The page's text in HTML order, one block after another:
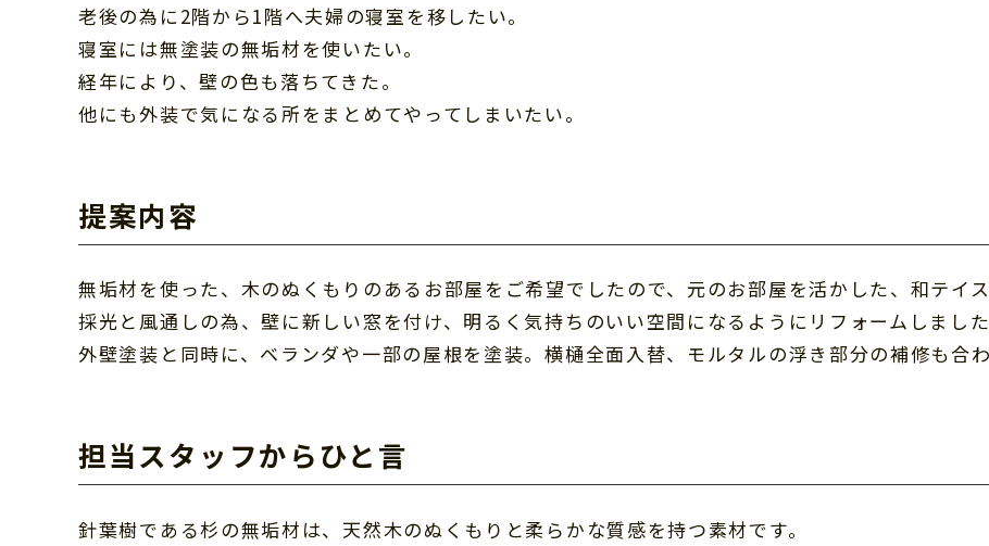
老後の為に2階から1階へ夫婦の寝室を移したい。
寝室には無塗装の無垢材を使いたい。
経年により、壁の色も落ちてきた。
他にも外装で気になる所をまとめてやってしまいたい。
提案内容
無垢材を使った、木のぬくもりのあるお部屋をご希望でしたので、元のお部屋を活かした、和テイ
採光と風通しの為、壁に新しい窓を付け、明るく気持ちのいい空間になるようにリフォームしました
外壁塗装と同時に、ベランダや一部の屋根を塗装。横樋全面入替、モルタルの浮き部分の補修も合わ
担当スタッフからひと言
針葉樹である杉の無垢材は、天然木のぬくもりと柔らかな質感を持つ素材です。